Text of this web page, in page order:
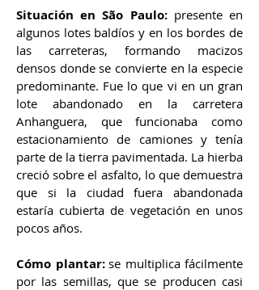
Situación en São Paulo:presente en
algunos lotes baldíos y en los bordes de
las carreteras, formando macizos
densos donde se convierte en la especie
predominante. Fue lo que vi en un gran
lote abandonado en la carretera
Anhanguera, que funcionaba como
estacionamiento de camiones y tenía
parte de la tierra pavimentada. La hierba
creció sobre el asfalto, lo que demuestra
que si la ciudad fuera abandonada
estaría cubierta de vegetación en unos
pocos años.
Cómo plantar: se multiplica fácilmente
por las semillas, que se producen casi